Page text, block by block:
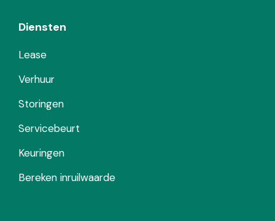
Diensten
Lease
Verhuur
Storingen
Servicebeurt
Keuringen
Bereken inruilwaarde